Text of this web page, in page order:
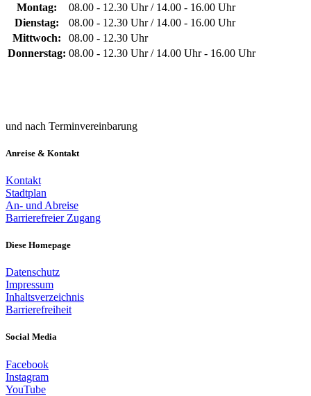
Montag:
08.00 - 12.30 Uhr / 14.00 - 16.00 Uhr
Dienstag:
08.00 - 12.30 Uhr / 14.00 - 16.00 Uhr
Mittwoch:
08.00 - 12.30 Uhr
Donnerstag: 08.00 - 12.30 Uhr / 14.00 Uhr - 16.00 Uhr
und nach Terminvereinbarung
Anreise & Kontakt
Kontakt
Stadtplan
An- und Abreise
Barrierefreier Zugang
Diese Homepage
Datenschutz
Impressum
Inhaltsverzeichnis
Barrierefreiheit
Social Media
Facebook
Instagram
YouTube